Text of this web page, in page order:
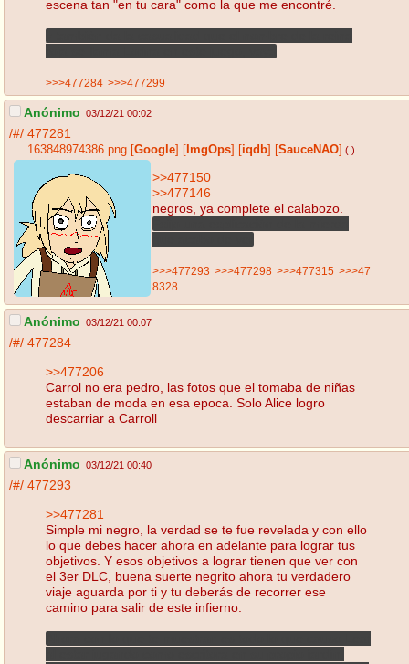
escena tan "en tu cara" como la que me encontré.
>>>477284 >>>477299
Anónimo 03/12/21 00:02
/#/ 477281
163848974386.png Google ImgOps iqdb SauceNAO ( )
>>477150
>>477146
negros, ya complete el calabozo.
>>>477293 >>>477298 >>>477315 >>>47
8328
Anónimo 03/12/21 00:07
/#/ 477284
>>477206
Carrol no era pedro, las fotos que el tomaba de niñas
estaban de moda en esa epoca. Solo Alice logro
descarriar a Carroll
Anónimo 03/12/21 00:40
/#/ 477293
>>477281
Simple mi negro, la verdad se te fue revelada y con ello
lo que debes hacer ahora en adelante para lograr tus
objetivos. Y esos objetivos a lograr tienen que ver con
el 3er DLC, buena suerte negrito ahora tu verdadero
viaje aguarda por ti y tu deberás de recorrer ese
camino para salir de este infierno.